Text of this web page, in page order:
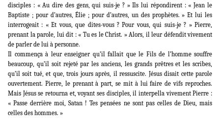
disciples : « Au dire des gens, qui suis-je ? » Ils lui répondirent : « Jean le
Baptiste ; pour d’autres, Élie ; pour d’autres, un des prophètes. » Et lui les
interrogeait : « Et vous, que dites-vous ? Pour vous, qui suis-je ? » Pierre,
prenant la parole, lui dit : « Tu es le Christ. » Alors, il leur défendit vivement
de parler de lui à personne.
Il commença à leur enseigner qu’il fallait que le Fils de l’homme souffre
beaucoup, qu’il soit rejeté par les anciens, les grands prêtres et les scribes,
qu’il soit tué, et que, trois jours après, il ressuscite. Jésus disait cette parole
ouvertement. Pierre, le prenant à part, se mit à lui faire de vifs reproches.
Mais Jésus se retourna et, voyant ses disciples, il interpella vivement Pierre :
« Passe derrière moi, Satan ! Tes pensées ne sont pas celles de Dieu, mais
celles des hommes. »